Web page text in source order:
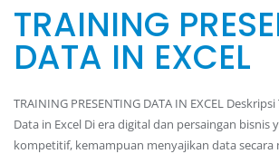
TRAINING
DATA IN EXCEL
TRAINING PRESENTING DATA IN EXCEL
Data in Excel Di era digital dan persaingan bisnis
kompetitif, kemampuan menyajikan data secara